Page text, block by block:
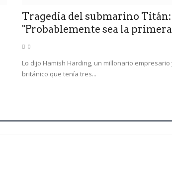
Tragedia del submarino Titán:
"Probablemente sea la
0
Lo dijo Hamish Harding, un millonario
británico que tenía tres...